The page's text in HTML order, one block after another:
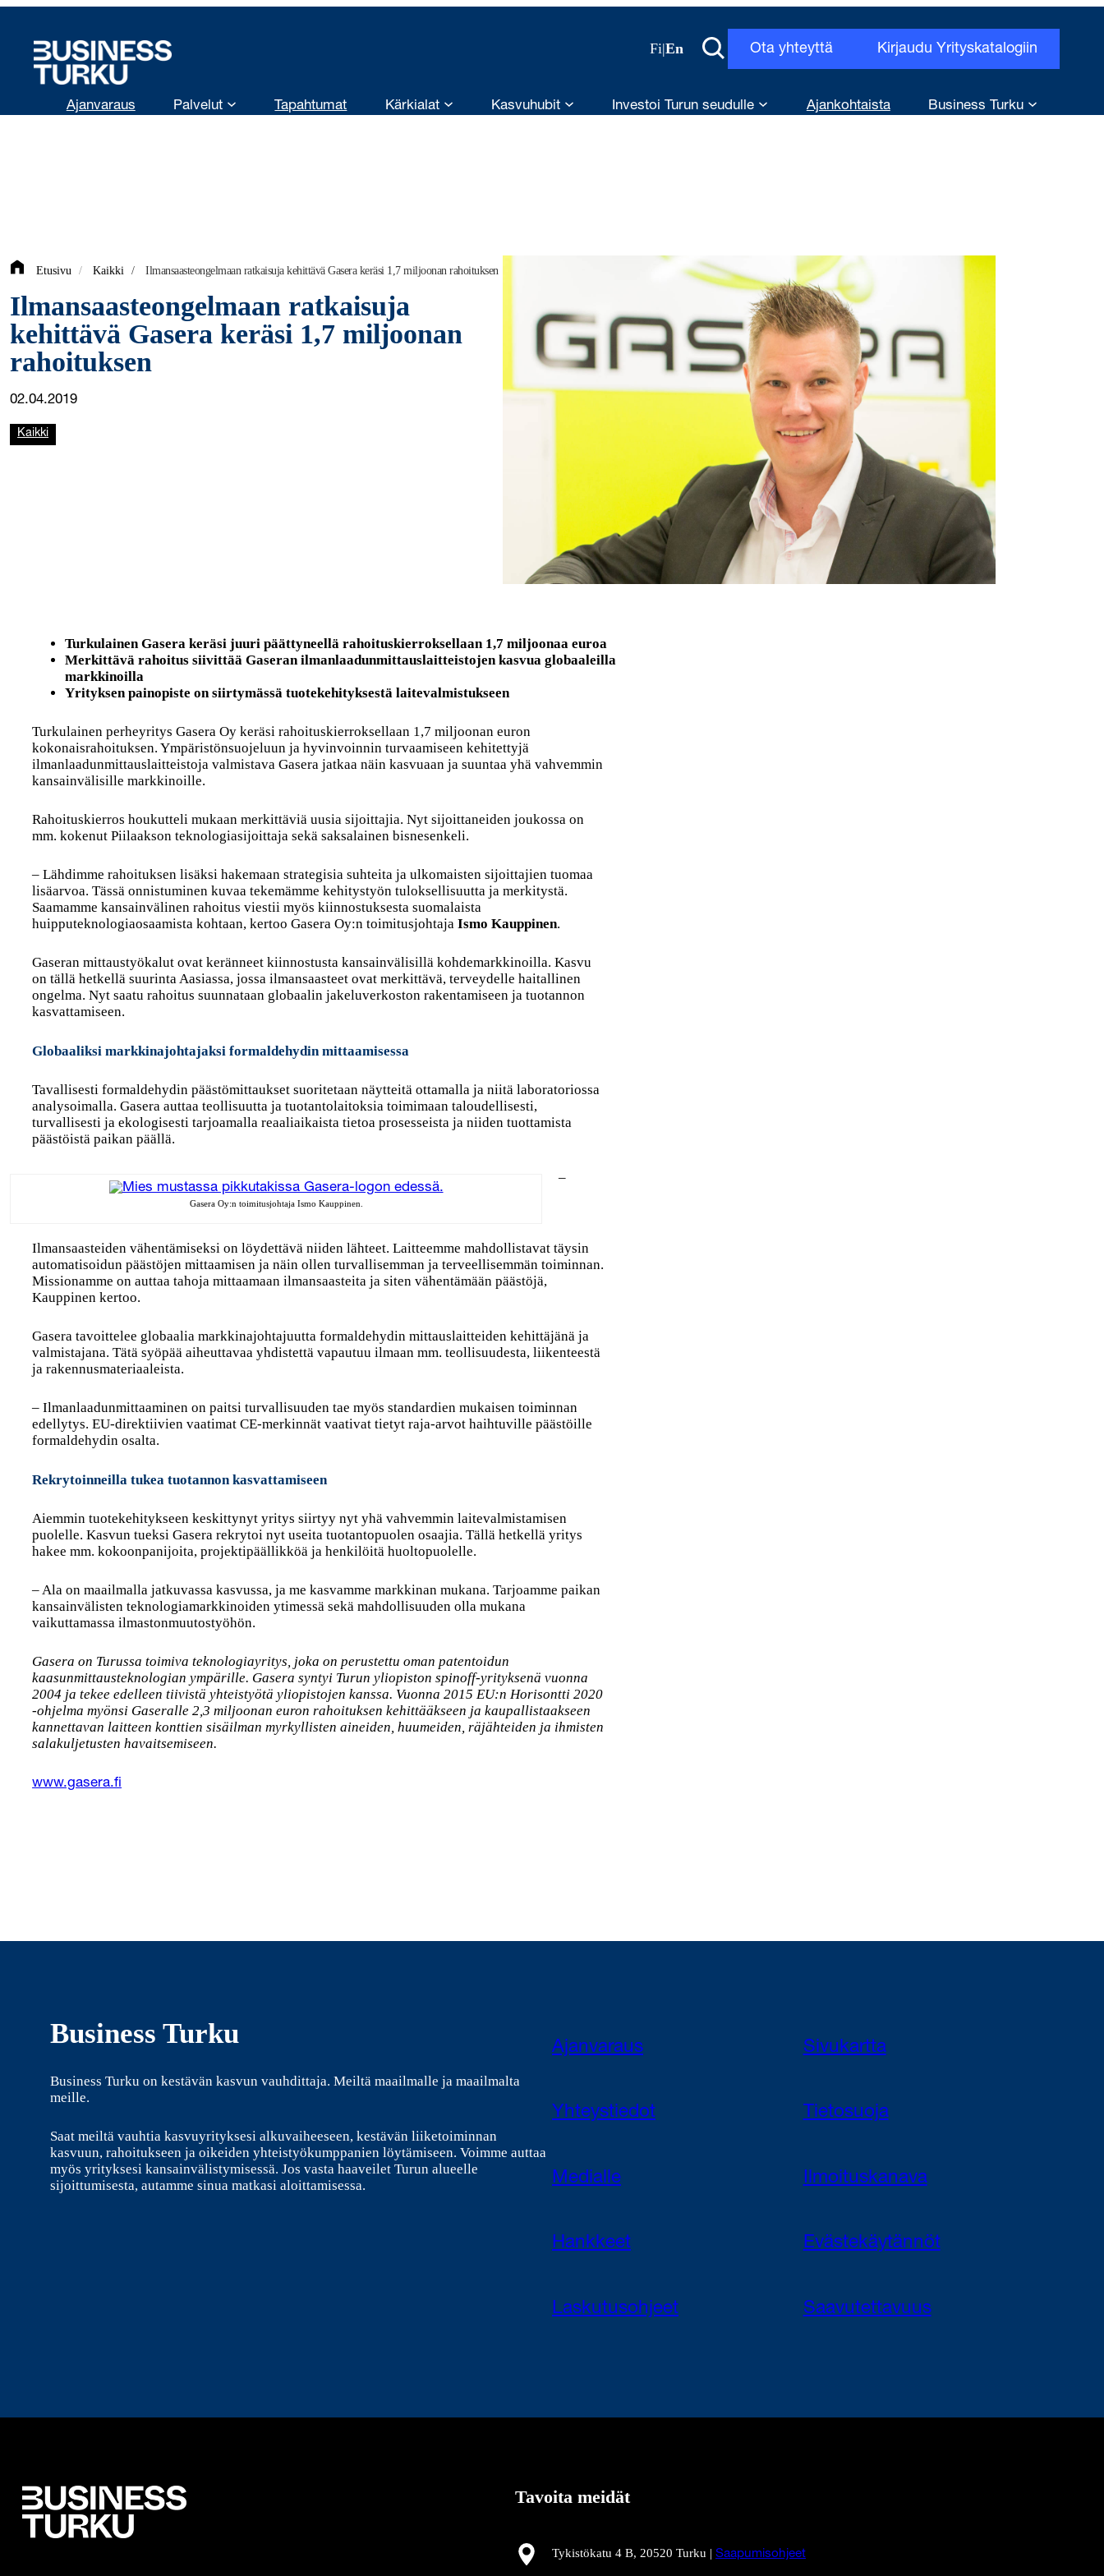
Fi|En Ota yhteyttä Kirjaudu Yrityskatalogiin
Ajanvaraus Palvelut Tapahtumat Kärkialat Kasvuhubit Investoi Turun seudulle Ajankohtaista Business Turku
Etusivu / Kaikki / Ilmansaasteongelmaan ratkaisuja kehittävä Gasera keräsi 1,7 miljoonan rahoituksen
Ilmansaasteongelmaan ratkaisuja
kehittävä Gasera keräsi 1,7 miljoonan
rahoituksen
02.04.2019
Kaikki
Turkulainen Gasera keräsi juuri päättyneellä rahoituskierroksellaan 1,7 miljoonaa euroa
Merkittävä rahoitus siivittää Gaseran ilmanlaadunmittauslaitteistojen kasvua globaaleilla
markkinoilla
Yrityksen painopiste on siirtymässä tuotekehityksestä laitevalmistukseen
Turkulainen perheyritys Gasera Oy keräsi rahoituskierroksellaan 1,7 miljoonan euron
kokonaisrahoituksen. Ympäristönsuojeluun ja hyvinvoinnin turvaamiseen kehitettyjä
ilmanlaadunmittauslaitteistoja valmistava Gasera jatkaa näin kasvuaan ja suuntaa yhä vahvemmin
kansainvälisille markkinoille.
Rahoituskierros houkutteli mukaan merkittäviä uusia sijoittajia. Nyt sijoittaneiden joukossa on
mm. kokenut Piilaakson teknologiasijoittaja sekä saksalainen bisnesenkeli.
– Lähdimme rahoituksen lisäksi hakemaan strategisia suhteita ja ulkomaisten sijoittajien tuomaa
lisäarvoa. Tässä onnistuminen kuvaa tekemämme kehitystyön tuloksellisuutta ja merkitystä.
Saamamme kansainvälinen rahoitus viestii myös kiinnostuksesta suomalaista
huipputeknologiaosaamista kohtaan, kertoo Gasera Oy:n toimitusjohtajaIsmo Kauppinen.
Gaseran mittaustyökalut ovat keränneet kiinnostusta kansainvälisillä kohdemarkkinoilla. Kasvu
on tällä hetkellä suurinta Aasiassa, jossa ilmansaasteet ovat merkittävä, terveydelle haitallinen
ongelma. Nyt saatu rahoitus suunnataan globaalin jakeluverkoston rakentamiseen ja tuotannon
kasvattamiseen.
Globaaliksi markkinajohtajaksi formaldehydin mittaamisessa
Tavallisesti formaldehydin päästömittaukset suoritetaan näytteitä ottamalla ja niitä laboratoriossa
analysoimalla. Gasera auttaa teollisuutta ja tuotantolaitoksia toimimaan taloudellisesti,
turvallisesti ja ekologisesti tarjoamalla reaaliaikaista tietoa prosesseista ja niiden tuottamista
päästöistä paikan päällä.
Gasera Oy:n toimitusjohtaja Ismo Kauppinen.
–
Ilmansaasteiden vähentämiseksi on löydettävä niiden lähteet. Laitteemme mahdollistavat täysin
automatisoidun päästöjen mittaamisen ja näin ollen turvallisemman ja terveellisemmän toiminnan.
Missionamme on auttaa tahoja mittaamaan ilmansaasteita ja siten vähentämään päästöjä,
Kauppinen kertoo.
Gasera tavoittelee globaalia markkinajohtajuutta formaldehydin mittauslaitteiden kehittäjänä ja
valmistajana. Tätä syöpää aiheuttavaa yhdistettä vapautuu ilmaan mm. teollisuudesta, liikenteestä
ja rakennusmateriaaleista.
– Ilmanlaadunmittaaminen on paitsi turvallisuuden tae myös standardien mukaisen toiminnan
edellytys. EU-direktiivien vaatimat CE-merkinnät vaativat tietyt raja-arvot haihtuville päästöille
formaldehydin osalta.
Rekrytoinneilla tukea tuotannon kasvattamiseen
Aiemmin tuotekehitykseen keskittynyt yritys siirtyy nyt yhä vahvemmin laitevalmistamisen
puolelle. Kasvun tueksi Gasera rekrytoi nyt useita tuotantopuolen osaajia. Tällä hetkellä yritys
hakee mm. kokoonpanijoita, projektipäällikköä ja henkilöitä huoltopuolelle.
– Ala on maailmalla jatkuvassa kasvussa, ja me kasvamme markkinan mukana. Tarjoamme paikan
kansainvälisten teknologiamarkkinoiden ytimessä sekä mahdollisuuden olla mukana
vaikuttamassa ilmastonmuutostyöhön.
Gasera on Turussa toimiva teknologiayritys, joka on perustettu oman patentoidun
kaasunmittausteknologian ympärille. Gasera syntyi Turun yliopiston spinoff-yrityksenä vuonna
2004 ja tekee edelleen tiivistä yhteistyötä yliopistojen kanssa. Vuonna 2015 EU:n Horisontti 2020
-ohjelma myönsi Gaseralle 2,3 miljoonan euron rahoituksen kehittääkseen ja kaupallistaakseen
kannettavan laitteen konttien sisäilman myrkyllisten aineiden, huumeiden, räjähteiden ja ihmisten
salakuljetusten havaitsemiseen.
www.gasera.fi
Business Turku
Business Turku on kestävän kasvun vauhdittaja. Meiltä maailmalle ja maailmalta
meille.
Saat meiltä vauhtia kasvuyrityksesi alkuvaiheeseen, kestävän liiketoiminnan
kasvuun, rahoitukseen ja oikeiden yhteistyökumppanien löytämiseen. Voimme auttaa
myös yrityksesi kansainvälistymisessä. Jos vasta haaveilet Turun alueelle
sijoittumisesta, autamme sinua matkasi aloittamisessa.
Ajanvaraus
Yhteystiedot
Medialle
Hankkeet
Laskutusohjeet
Sivukartta
Tietosuoja
Ilmoituskanava
Evästekäytännöt
Saavutettavuus
Tavoita meidät
Tykistökatu 4 B, 20520 Turku | Saapumisohjeet